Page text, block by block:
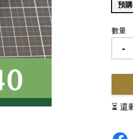
預
數量
-
⏳ 還